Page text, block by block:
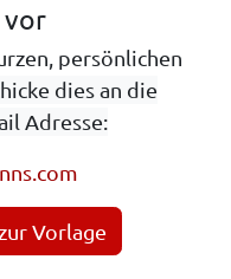
vor
persönlichen
dies an die
Adresse:
Vorlage